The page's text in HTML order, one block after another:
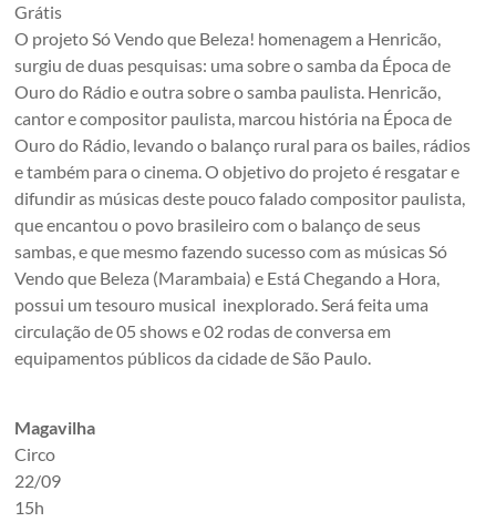
Grátis
O projeto Só Vendo que Beleza! homenagem a Henricão,
surgiu de duas pesquisas: uma sobre o samba da Época de
Ouro do Rádio e outra sobre o samba paulista. Henricão,
cantor e compositor paulista, marcou história na Época de
Ouro do Rádio, levando o balanço rural para os bailes, rádios
e também para o cinema. O objetivo do projeto é resgatar e
difundir as músicas deste pouco falado compositor paulista,
que encantou o povo brasileiro com o balanço de seus
sambas, e que mesmo fazendo sucesso com as músicas Só
Vendo que Beleza (Marambaia) e Está Chegando a Hora,
possui um tesouro musical inexplorado. Será feita uma
circulação de 05 shows e 02 rodas de conversa em
equipamentos públicos da cidade de São Paulo.
Magavilha
Circo
22/09
15h